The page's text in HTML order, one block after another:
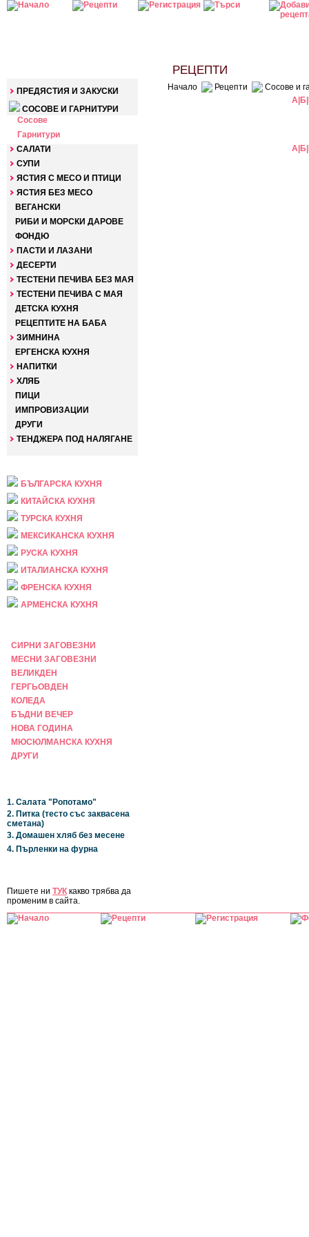
ПРЕДЯСТИЯ И ЗАКУСКИ
СОСОВЕ И ГАРНИТУРИ
Сосове
Гарнитури
САЛАТИ
СУПИ
ЯСТИЯ С МЕСО И ПТИЦИ
ЯСТИЯ БЕЗ МЕСО
ВЕГАНСКИ
РИБИ И МОРСКИ ДАРОВЕ
ФОНДЮ
ПАСТИ И ЛАЗАНИ
ДЕСЕРТИ
ТЕСТЕНИ ПЕЧИВА БЕЗ МАЯ
ТЕСТЕНИ ПЕЧИВА С МАЯ
ДЕТСКА КУХНЯ
РЕЦЕПТИТЕ НА БАБА
ЗИМНИНА
ЕРГЕНСКА КУХНЯ
НАПИТКИ
ХЛЯБ
ПИЦИ
ИМПРОВИЗАЦИИ
ДРУГИ
ТЕНДЖЕРА ПОД НАЛЯГАНЕ
БЪЛГАРСКА КУХНЯ
КИТАЙСКА КУХНЯ
ТУРСКА КУХНЯ
МЕКСИКАНСКА КУХНЯ
РУСКА КУХНЯ
ИТАЛИАНСКА КУХНЯ
ФРЕНСКА КУХНЯ
АРМЕНСКА КУХНЯ
СИРНИ ЗАГОВЕЗНИ
МЕСНИ ЗАГОВЕЗНИ
ВЕЛИКДЕН
ГЕРГЬОВДЕН
КОЛЕДА
БЪДНИ ВЕЧЕР
НОВА ГОДИНА
МЮСЮЛМАНСКА КУХНЯ
ДРУГИ
1. Салата "Ропотамо"
2. Питка (тесто със заквасена
сметана)
3. Домашен хляб без месене
4. Пърленки на фурна
Пишете ни ТУК какво трябва да
променим в сайта.
РЕЦЕПТИ
Начало Рецепти
Сосове и
А Б
А Б